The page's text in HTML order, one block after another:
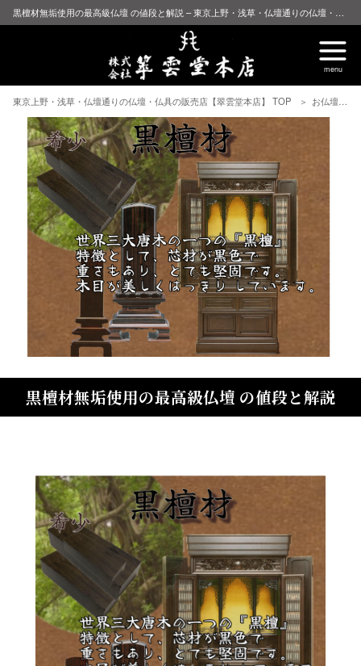
黒檀材無垢使用の最高級仏壇 の値段と解説 – 東京上野・浅草・仏壇通りの仏壇・仏具の販売店【翠雲堂本店】
東京上野・浅草・仏壇通りの仏壇・仏具の販売店【翠雲堂本店】 TOP お仏壇について
黒檀材無垢使用の最高級仏壇 の値段と解説